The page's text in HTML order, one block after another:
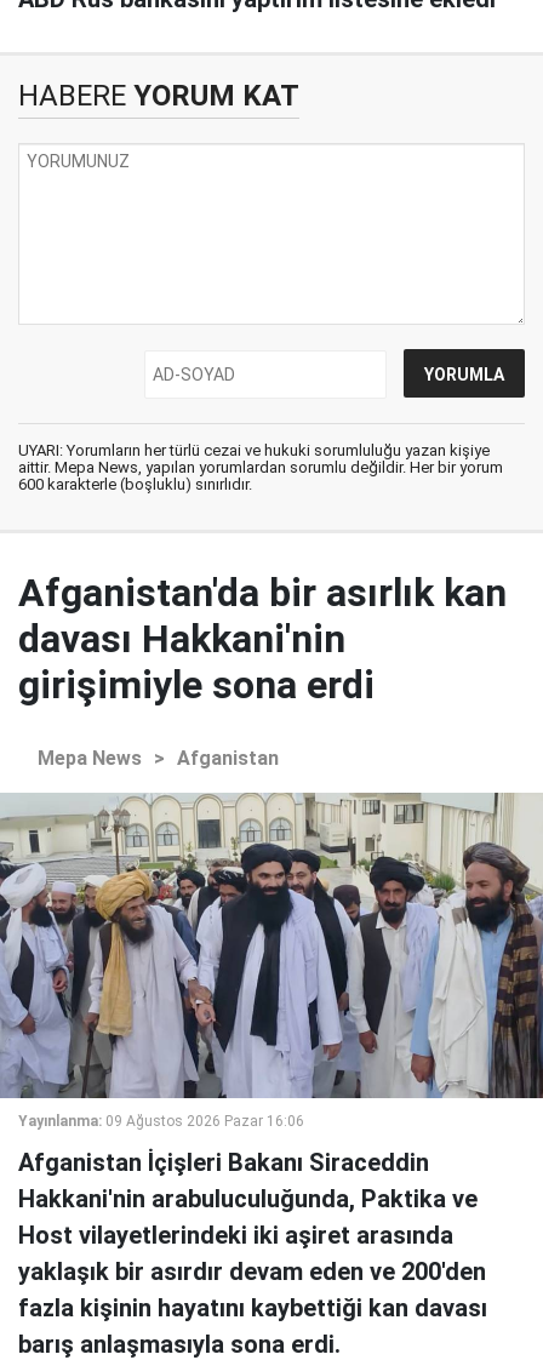
HABERE YORUM KAT
UYARI: Yorumların her türlü cezai ve hukuki sorumluluğu yazan kişiye
aittir. Mepa News, yapılan yorumlardan sorumlu değildir. Her bir yorum
600 karakterle (boşluklu) sınırlıdır.
Afganistan'da bir asırlık kan
davası Hakkani'nin
girişimiyle sona erdi
Mepa News > Afganistan
Yayınlanma: 09 Ağustos 2026 Pazar 16:06
Afganistan İçişleri Bakanı Siraceddin
Hakkani'nin arabuluculuğunda, Paktika ve
Host vilayetlerindeki iki aşiret arasında
yaklaşık bir asırdır devam eden ve 200'den
fazla kişinin hayatını kaybettiği kan davası
barış anlaşmasıyla sona erdi.